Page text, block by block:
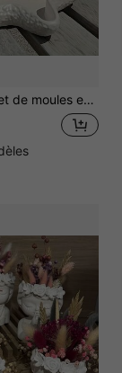
de mer, convient pour l'artisanat DIY, les présentoirs de bijoux, les porte-bougies en ciment, les moules de coulée de résine époxy